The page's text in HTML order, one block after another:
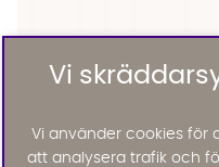
Vi
Vi använder cookies för
att analysera trafik och